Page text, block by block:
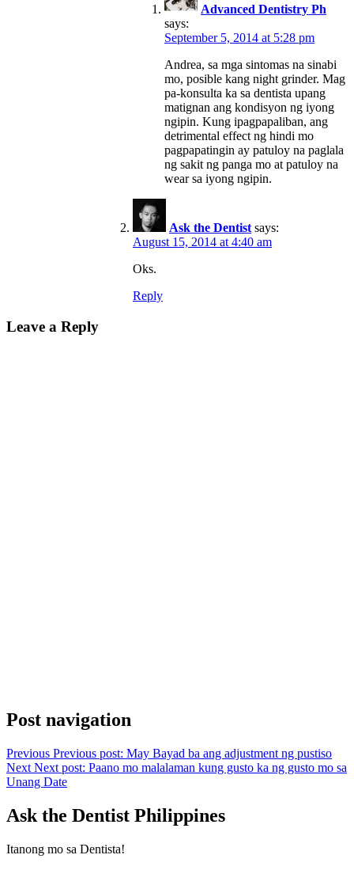
Advanced Dentistry Ph
says:
September 5, 2014 at 5:28 pm
Andrea, sa mga sintomas na sinabi
mo, posible kang night grinder. Mag
pa-konsulta ka sa dentista upang
matignan ang kondisyon ng iyong
ngipin. Kung ipagpapaliban, ang
detrimental effect ng hindi mo
pagpapatingin ay patuloy na paglala
ng sakit ng panga mo at patuloy na
wear sa iyong ngipin.
Ask the Dentist says:
August 15, 2014 at 4:40 am
Oks.
Reply
Leave a Reply
Post navigation
Previous Previous post: May Bayad ba ang adjustment ng pustiso
Next Next post: Paano mo malalaman kung gusto ka ng gusto mo sa
Unang Date
Ask the Dentist Philippines
Itanong mo sa Dentista!